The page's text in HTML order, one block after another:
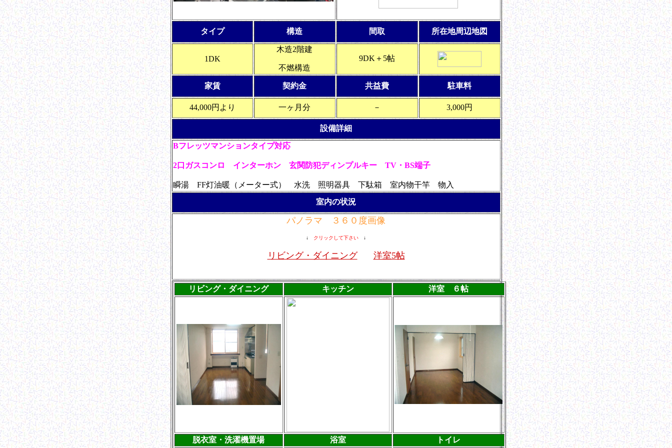
タイプ 構造 間取 所在地周辺地図
1DK
木造2階建
不燃構造
9DK＋5帖
家賃 契約金 共益費 駐車料
44,000円より 一ヶ月分 － 3,000円
設備詳細
Bフレッツマンションタイプ対応
2口ガスコンロ インターホン 玄関防犯ディンプルキー TV・BS端子
瞬湯 FF灯油暖（メーター式） 水洗 照明器具 下駄箱 室内物干竿 物入
室内の状況
パノラマ ３６０度画像
↓ クリックして下さい ↓
リビング・ダイニング 洋室5帖
リビング・ダイニング キッチン 洋室 ６帖
脱衣室・洗濯機置場 浴室 トイレ